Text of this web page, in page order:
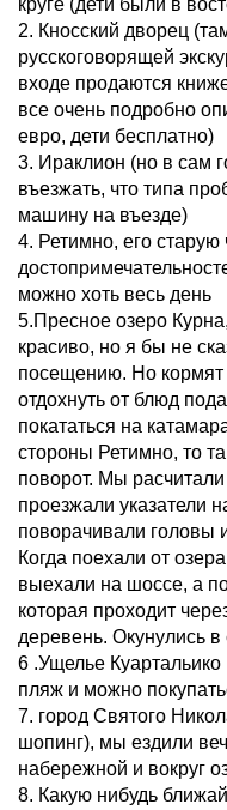
круге (дети были в
2. Кносский дворец
русскоговорящей
входе продаются
все очень подробно
евро, дети бесплатно)
3. Ираклион (но в сам
въезжать, что типа
машину на въезде)
4. Ретимно, его старую
можно хоть весь день
5.Пресное озеро
красиво, но я бы не
посещению. Но кормят
отдохнуть от блюд
покататься на
стороны Ретимно, то
поворот. Мы
проезжали указатели
поворачивали головы
Когда поехали от
выехали на шоссе, а
которая проходит
деревень. Окунулись
6 .Ущелье
пляж и можно
7. город Святого
шопинг), мы ездили
набережной и вокруг
8. Какую нибудь